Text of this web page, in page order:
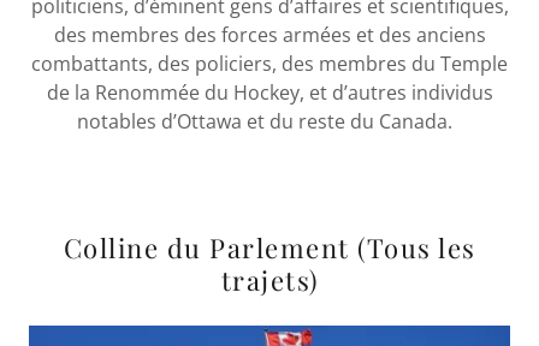
politiciens, d’éminent gens d’affaires et scientifiques,
des membres des forces armées et des anciens
combattants, des policiers, des membres du Temple
de la Renommée du Hockey, et d’autres individus
notables d’Ottawa et du reste du Canada.
Colline du Parlement (Tous les
trajets)